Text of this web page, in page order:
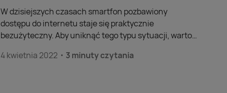
W dzisiejszych czasach smartfon pozbawiony
dostępu do internetu staje się praktycznie
bezużyteczny. Aby uniknąć tego typu sytuacji, warto
danych. Chciałbyś wiedzieć, jak oszczędzać pakiety
4 kwietnia 2022 3 minuty czytania